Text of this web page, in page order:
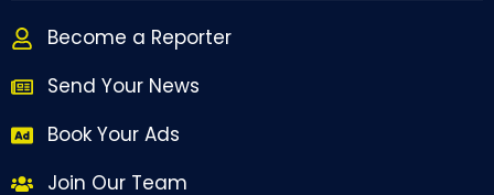
Become a Reporter
Send Your News
Book Your Ads
Join Our Team